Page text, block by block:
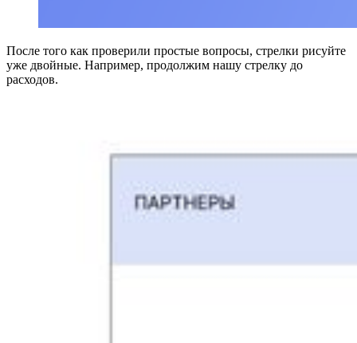
После того как проверили простые вопросы, стрелки рисуйте
уже двойные. Например, продолжим нашу стрелку до
расходов.